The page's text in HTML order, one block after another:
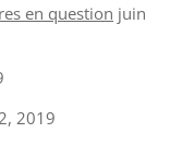
en question juin
2019